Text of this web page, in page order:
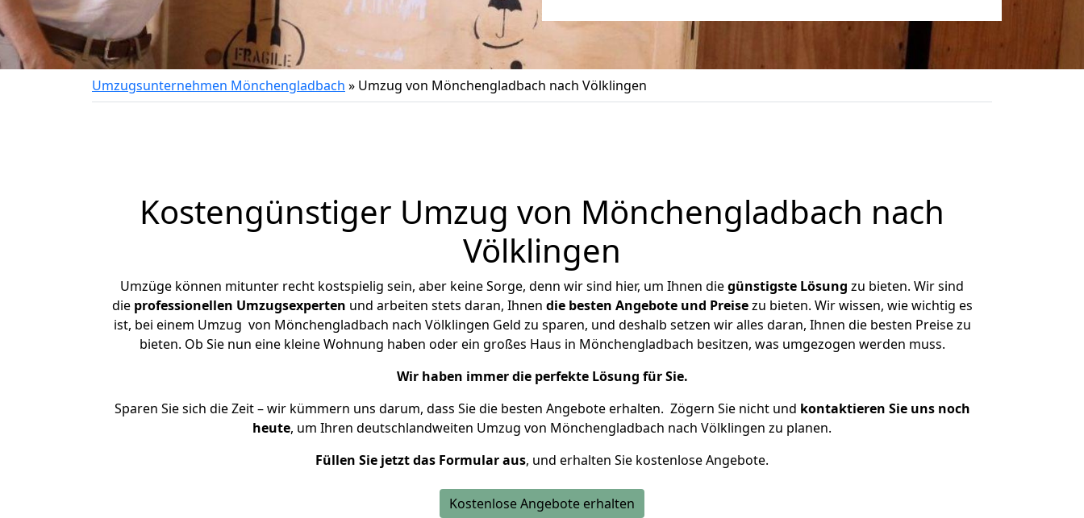
Umzugsunternehmen Mönchengladbach » Umzug von Mönchengladbach nach Völklingen
Kostengünstiger Umzug von Mönchengladbach nach
Völklingen
Umzüge können mitunter recht kostspielig sein, aber keine Sorge, denn wir sind hier, um Ihnen diegünstigste Lösung zu bieten. Wir sind
die professionellen Umzugsexperten und arbeiten stets daran, Ihnen die besten Angebote und Preisezu bieten. Wir wissen, wie wichtig es
ist, bei einem Umzug von Mönchengladbach nach Völklingen Geld zu sparen, und deshalb setzen wir alles daran, Ihnen die besten Preise zu
bieten. Ob Sie nun eine kleine Wohnung haben oder ein großes Haus in Mönchengladbach besitzen, was umgezogen werden muss.
Wir haben immer die perfekte Lösung für Sie.
Sparen Sie sich die Zeit – wir kümmern uns darum, dass Sie die besten Angebote erhalten. Zögern Sie nicht und kontaktieren Sie uns noch
heute, um Ihren deutschlandweiten Umzug von Mönchengladbach nach Völklingen zu planen.
Füllen Sie jetzt das Formular aus, und erhalten Sie kostenlose Angebote.
Kostenlose Angebote erhalten